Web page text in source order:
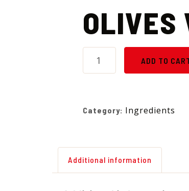
OLIVES
ADD TO
Category: Ingredients
Additional information